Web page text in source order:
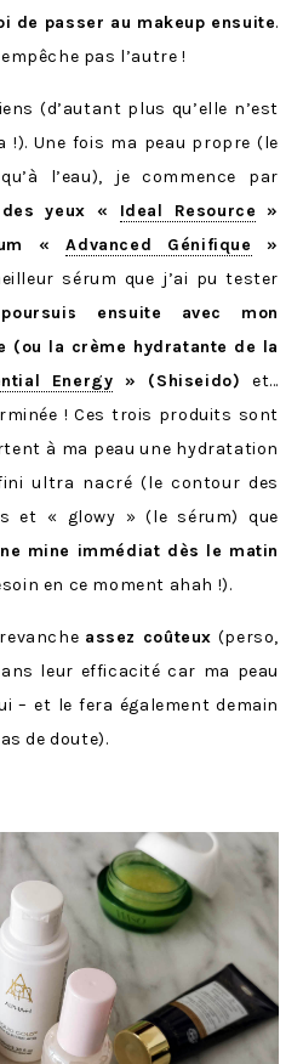
de passer au makeup ensuite.
pas l’autre !
(d’autant plus qu’elle n’est
!). Une fois ma peau propre (le
l’eau), je commence par
yeux « Ideal Resource »
«Advanced Génifique »
sérum que j’ai pu tester
ensuite avec mon
(ou la crème hydratante de la
Energy » (Shiseido)et…
! Ces trois produits sont
à ma peau une hydratation
ultra nacré (le contour des
et « glowy » (le sérum) que
mine immédiat dès le matin
en ce moment ahah !).
assez coûteux (perso,
leur efficacité car ma peau
– et le fera également demain
de doute).